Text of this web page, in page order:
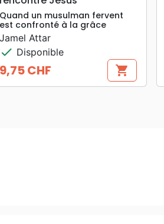
Quand un musulman fervent
est confronté à la grâce
Jamel Attar
check Disponible
Prix
9,75 CHF shopping_cart